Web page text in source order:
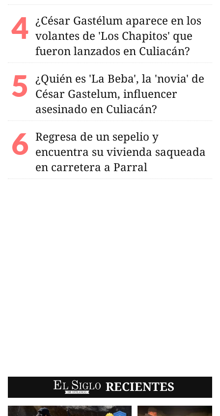
¿César Gastélum aparece en los
volantes de 'Los Chapitos' que
fueron lanzados en Culiacán?
¿Quién es 'La Beba', la 'novia' de
César Gastelum, influencer
asesinado en Culiacán?
Regresa de un sepelio y
encuentra su vivienda saqueada
en carretera a Parral
EL SIGLO RECIENTES